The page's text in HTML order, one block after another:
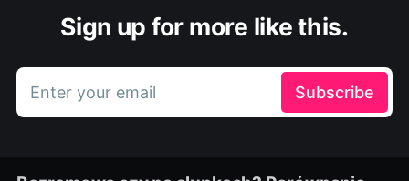
Sign up for more like this.
Enter your email Subscribe